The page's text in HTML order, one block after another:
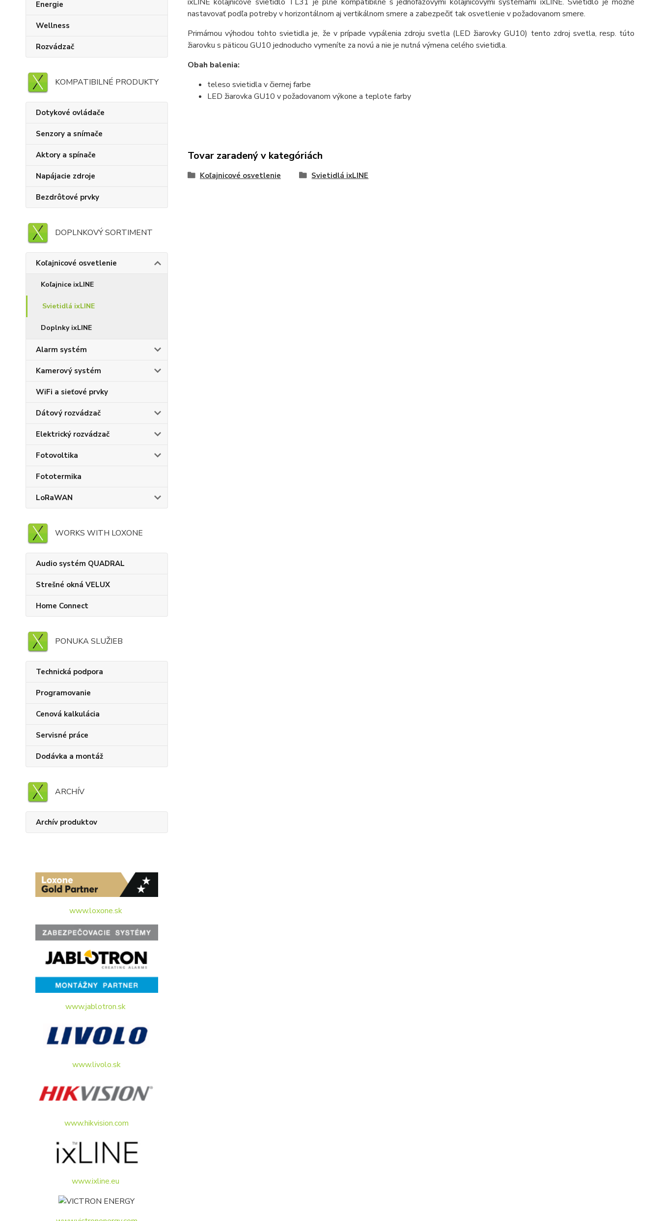
Energie
Wellness
Rozvádzač
KOMPATIBILNÉ PRODUKTY
Dotykové ovládače
Senzory a snímače
Aktory a spínače
Napájacie zdroje
Bezdrôtové prvky
DOPLNKOVÝ SORTIMENT
Koľajnicové osvetlenie
Koľajnice ixLINE
Svietidlá ixLINE
Doplnky ixLINE
Alarm systém
Kamerový systém
WiFi a sieťové prvky
Dátový rozvádzač
Elektrický rozvádzač
Fotovoltika
Fototermika
LoRaWAN
WORKS WITH LOXONE
Audio systém QUADRAL
Strešné okná VELUX
Home Connect
PONUKA SLUŽIEB
Technická podpora
Programovanie
Cenová kalkulácia
Servisné práce
Dodávka a montáž
ARCHÍV
Archív produktov
www.loxone.sk
www.jablotron.sk
www.livolo.sk
www.hikvision.com
www.ixline.eu
nastavovať podľa potreby v horizontálnom aj vertikálnom smere a zabezpečiť tak osvetlenie v požadovanom smere.
Primárnou výhodou tohto svietidla je, že v prípade vypálenia zdroju svetla (LED žiarovky GU10) tento zdroj svetla, resp. túto
žiarovku s päticou GU10 jednoducho vymeníte za novú a nie je nutná výmena celého svietidla.
Obah balenia:
teleso svietidla v čiernej farbe
LED žiarovka GU10 v požadovanom výkone a teplote farby
Tovar zaradený v kategóriách
Koľajnicové osvetlenie Svietidlá ixLINE